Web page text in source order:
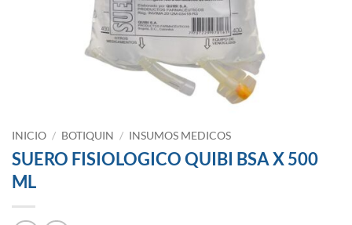
INICIO / BOTIQUIN / INSUMOS MEDICOS
SUERO FISIOLOGICO QUIBI BSA X 500
ML